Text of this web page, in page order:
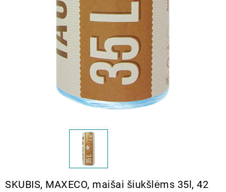
SKUBIS, MAXECO, maišai šiukšlėms 35l, 42